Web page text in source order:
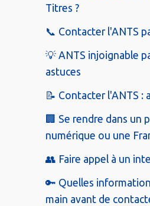
Titres ?
📞 Contacter l'ANTS
💡 ANTS injoignable
astuces
📝 Contacter l'ANTS :
🏢 Se rendre dans un
numérique ou une
👥 Faire appel à un
🔑 Quelles
main avant de